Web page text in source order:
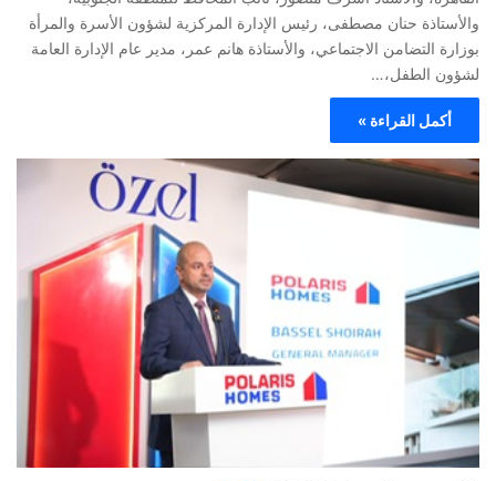
والأستاذة حنان مصطفى، رئيس الإدارة المركزية لشؤون الأسرة والمرأة
بوزارة التضامن الاجتماعي، والأستاذة هانم عمر، مدير عام الإدارة العامة
لشؤون الطفل،…
أكمل القراءة »